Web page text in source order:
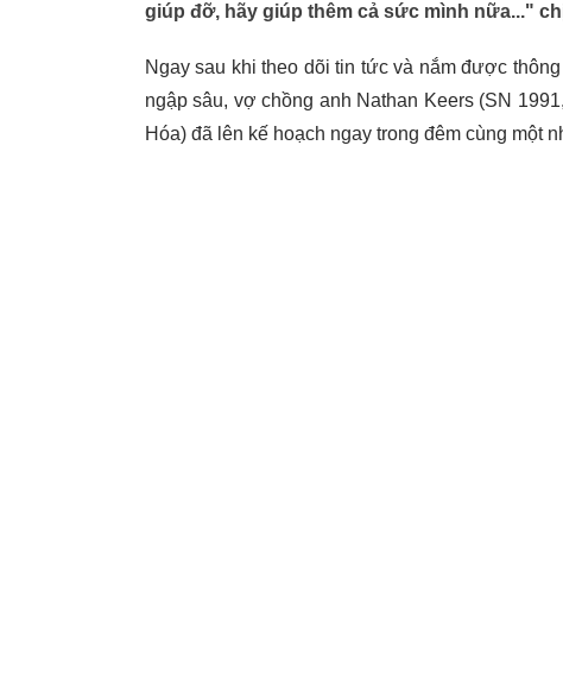
giúp đỡ, hãy giúp thêm cả sức mình nữa..."
Ngay sau khi theo dõi tin tức và nắm được
ngập sâu, vợ chồng anh Nathan Keers (SN
Hóa) đã lên kế hoạch ngay trong đêm cùng một